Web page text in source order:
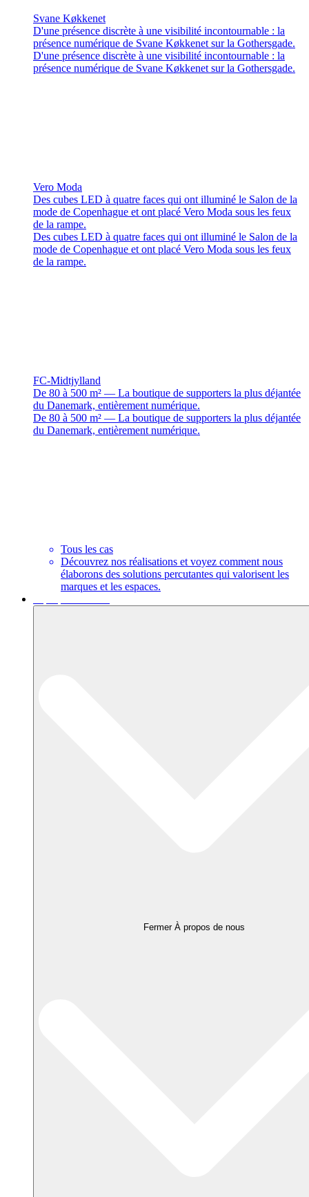
Svane Køkkenet
D'une présence discrète à une visibilité incontournable : la
présence numérique de Svane Køkkenet sur la Gothersgade.
D'une présence discrète à une visibilité incontournable : la
présence numérique de Svane Køkkenet sur la Gothersgade.
Vero Moda
Des cubes LED à quatre faces qui ont illuminé le Salon de la
mode de Copenhague et ont placé Vero Moda sous les feux
de la rampe.
Des cubes LED à quatre faces qui ont illuminé le Salon de la
mode de Copenhague et ont placé Vero Moda sous les feux
de la rampe.
FC-Midtjylland
De 80 à 500 m² — La boutique de supporters la plus déjantée
du Danemark, entièrement numérique.
De 80 à 500 m² — La boutique de supporters la plus déjantée
du Danemark, entièrement numérique.
Tous les cas
Découvrez nos réalisations et voyez comment nous
élaborons des solutions percutantes qui valorisent les
marques et les espaces.
Fermer À propos de nous